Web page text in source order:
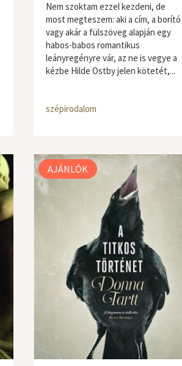
Nem szoktam ezzel kezdeni, de
most megteszem: aki a cím, a borító
vagy akár a fülszöveg alapján egy
habos-babos romantikus
leányregényre vár, az ne is vegye a
kézbe Hilde Ostby jelen kötetét,...
szépirodalom
AJÁNLÓK